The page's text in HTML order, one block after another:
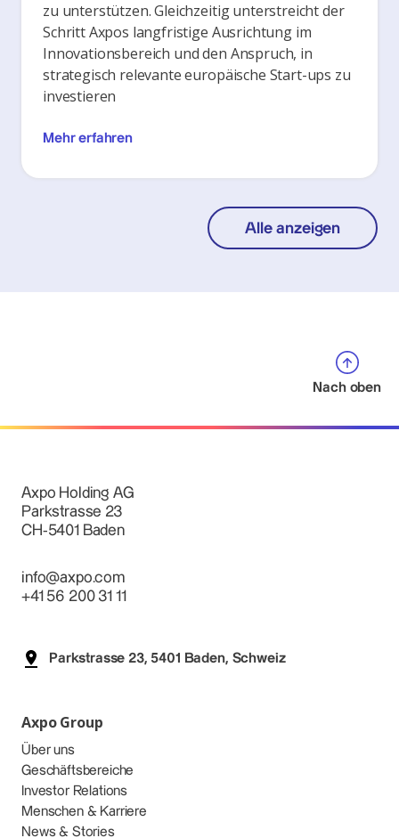
zu unterstützen. Gleichzeitig unterstreicht der
Schritt Axpos langfristige Ausrichtung im
Innovationsbereich und den Anspruch, in
strategisch relevante europäische Start-ups zu
investieren
Mehr erfahren
Alle anzeigen
Nach oben
Axpo Holding AG
Parkstrasse 23
CH-5401 Baden
info@axpo.com
+41 56 200 31 11
Parkstrasse 23, 5401 Baden, Schweiz
Axpo Group
Über uns
Geschäftsbereiche
Investor Relations
Menschen & Karriere
News & Stories